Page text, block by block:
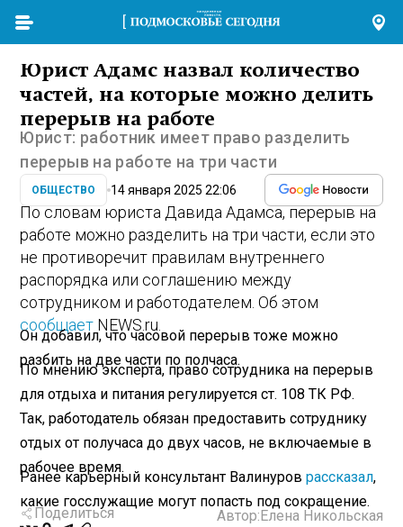
Юрист Адамс назвал количество
частей, на которые можно делить
перерыв на работе
Юрист: работник имеет право разделить
перерыв на работе на три части
ОБЩЕСТВО 14 января 2025 22:06
По словам юриста Давида Адамса, перерыв на
работе можно разделить на три части, если это
не противоречит правилам внутреннего
распорядка или соглашению между
сотрудником и работодателем. Об этом
сообщает NEWS.ru.
Он добавил, что часовой перерыв тоже можно
разбить на две части по полчаса.
По мнению эксперта, право сотрудника на перерыв
для отдыха и питания регулируется ст. 108 ТК РФ.
Так, работодатель обязан предоставить сотруднику
отдых от получаса до двух часов, не включаемые в
рабочее время.
Ранее карьерный консультант Валинуроврассказал,
какие госслужащие могут попасть под сокращение.
Поделиться Автор: Елена Никольская